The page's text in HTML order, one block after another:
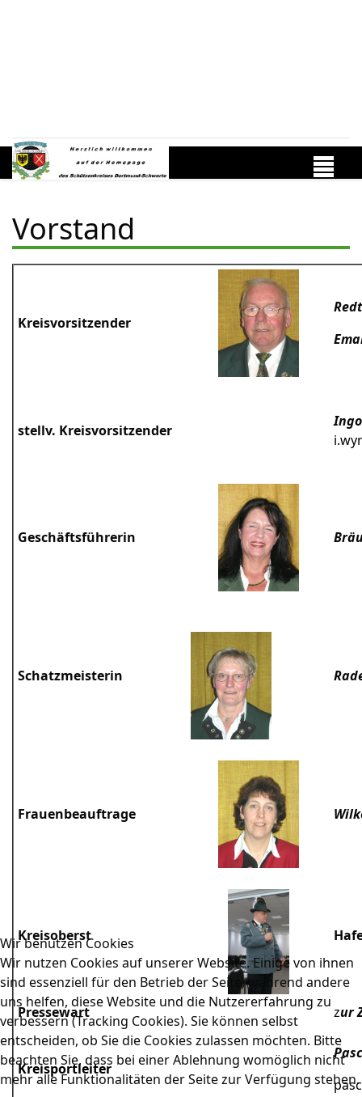
Vorstand
Kreisvorsitzender
stellv. Kreisvorsitzender
Geschäftsführerin
Schatzmeisterin
Frauenbeauftrage
Kreisoberst
Pressewart zur
Kreisportleiter
Wir benutzen Cookies
Wir nutzen Cookies auf unserer Website. Einige von ihnen
sind essenziell für den Betrieb der Seite, während andere
uns helfen, diese Website und die Nutzererfahrung zu
verbessern (Tracking Cookies). Sie können selbst
entscheiden, ob Sie die Cookies zulassen möchten. Bitte
beachten Sie, dass bei einer Ablehnung womöglich nicht
mehr alle Funktionalitäten der Seite zur Verfügung stehen.